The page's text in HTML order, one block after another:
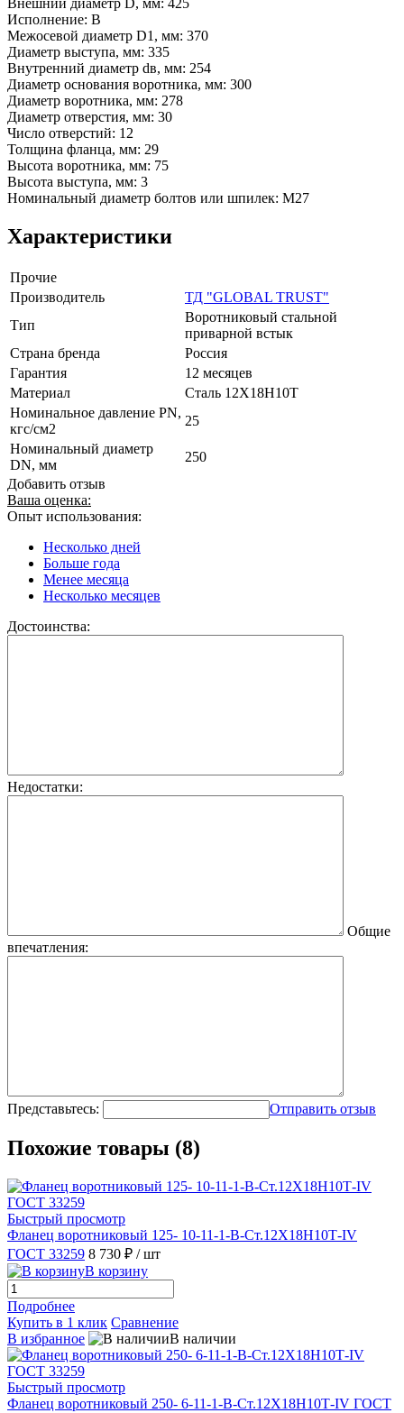
Исполнение: В
Межосевой диаметр D1, мм: 370
Диаметр выступа, мм: 335
Внутренний диаметр dв, мм: 254
Диаметр основания воротника, мм: 300
Диаметр воротника, мм: 278
Диаметр отверстия, мм: 30
Число отверстий: 12
Толщина фланца, мм: 29
Высота воротника, мм: 75
Высота выступа, мм: 3
Номинальный диаметр болтов или шпилек: М27
Характеристики
Прочие
Производитель
ТД "GLOBAL TRUST"
Тип
Воротниковый стальной
приварной встык
Страна бренда
Россия
Гарантия
12 месяцев
Материал
Сталь 12Х18Н10Т
Номинальное давление PN,
кгс/см2
25
Номинальный диаметр
DN, мм
250
Добавить отзыв
Ваша оценка:
Опыт использования:
Несколько дней
Больше года
Менее месяца
Несколько месяцев
Достоинства:
Недостатки:
Общие
впечатления:
Представьтесь: Отправить отзыв
Похожие товары (8)
Быстрый просмотр
Фланец воротниковый 125- 10-11-1-B-Ст.12Х18Н10Т-IV
ГОСТ 33259 8 730 ₽ / шт
В корзину
Подробнее
Купить в 1 клик Сравнение
В избранное
В наличии
Быстрый просмотр
Фланец воротниковый 250- 6-11-1-B-Ст.12Х18Н10Т-IV ГОСТ